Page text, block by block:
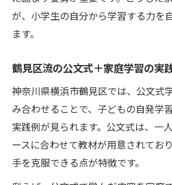
が、小学生の自分から学習する力を
ます。
鶴見区流の公文式＋家庭学習の実
神奈川県横浜市鶴見区では、公文式
み合わせることで、子どもの自発学
実践例が見られます。公文式は、一
ースに合わせて教材が用意されてお
手を克服できる点が特徴です。